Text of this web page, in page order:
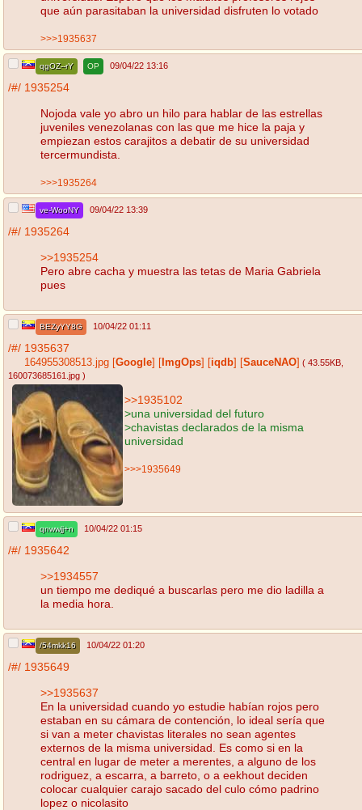
que aún parasitaban la universidad disfruten lo votado
>>>1935637
qgOZ--rY OP 09/04/22 13:16
/#/ 1935254
Nojoda vale yo abro un hilo para hablar de las estrellas
juveniles venezolanas con las que me hice la paja y
empiezan estos carajitos a debatir de su universidad
tercermundista.
>>>1935264
ve-WooNY 09/04/22 13:39
/#/ 1935264
>>1935254
Pero abre cacha y muestra las tetas de Maria Gabriela
pues
BEZyYY8G 10/04/22 01:11
/#/ 1935637
164955308513.jpg Google ImgOps iqdb SauceNAO ( 43.55KB
160073685161.jpg )
>>1935102
>una universidad del futuro
>chavistas declarados de la misma
universidad
>>>1935649
qnwwjj+n 10/04/22 01:15
/#/ 1935642
>>1934557
un tiempo me dediqué a buscarlas pero me dio ladilla a
la media hora.
/54mkk16 10/04/22 01:20
/#/ 1935649
>>1935637
En la universidad cuando yo estudie habían rojos pero
estaban en su cámara de contención, lo ideal sería que
si van a meter chavistas literales no sean agentes
externos de la misma universidad. Es como si en la
central en lugar de meter a merentes, a alguno de los
rodriguez, a escarra, a barreto, o a eekhout deciden
colocar cualquier carajo sacado del culo cómo padrino
lopez o nicolasito